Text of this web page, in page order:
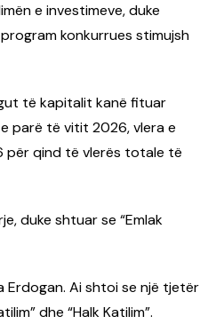
e investimeve, duke
konkurrues stimujsh
të kapitalit kanë fituar
parë të vitit 2026, vlera e
për qind të vlerës totale të
duke shtuar se “Emlak
Erdogan. Ai shtoi se një tjetër
dhe “Halk Katilim”.